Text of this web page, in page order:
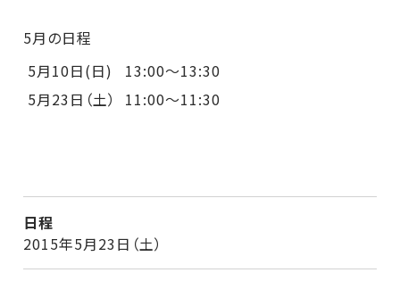
5月の日程
5月10日(日)
5月23日（土）
13:00～13:30
11:00～11:30
日程
2015年5月23日（土）